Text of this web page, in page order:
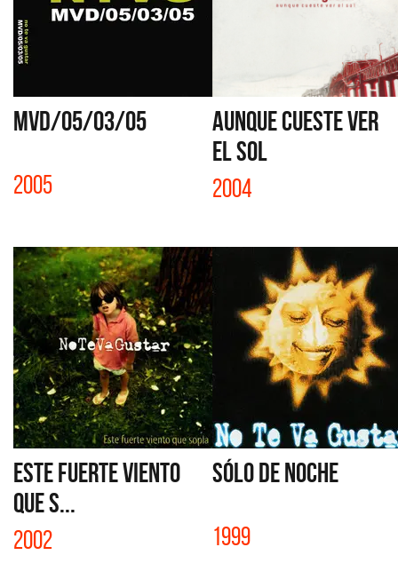
MVD/05/03/05
2005
AUNQUE CUESTE VER
EL SOL
2004
ESTE FUERTE VIENTO
QUE S...
2002
SÓLO DE NOCHE
1999